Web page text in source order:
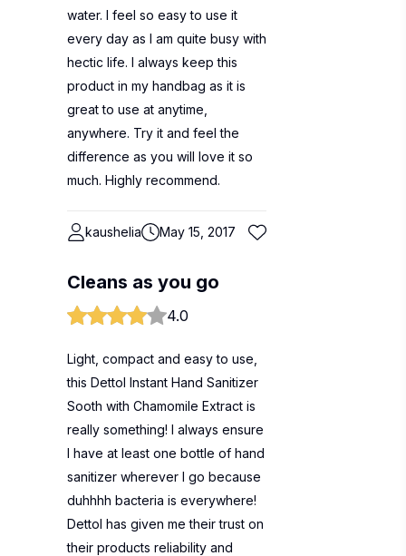
water. I feel so easy to use it
every day as I am quite busy with
hectic life. I always keep this
product in my handbag as it is
great to use at anytime,
anywhere. Try it and feel the
difference as you will love it so
much. Highly recommend.
kaushelia May 15, 2017
Cleans as you go
4.0
Light, compact and easy to use,
this Dettol Instant Hand Sanitizer
Sooth with Chamomile Extract is
really something! I always ensure
I have at least one bottle of hand
sanitizer wherever I go because
duhhhh bacteria is everywhere!
Dettol has given me their trust on
their products reliability and